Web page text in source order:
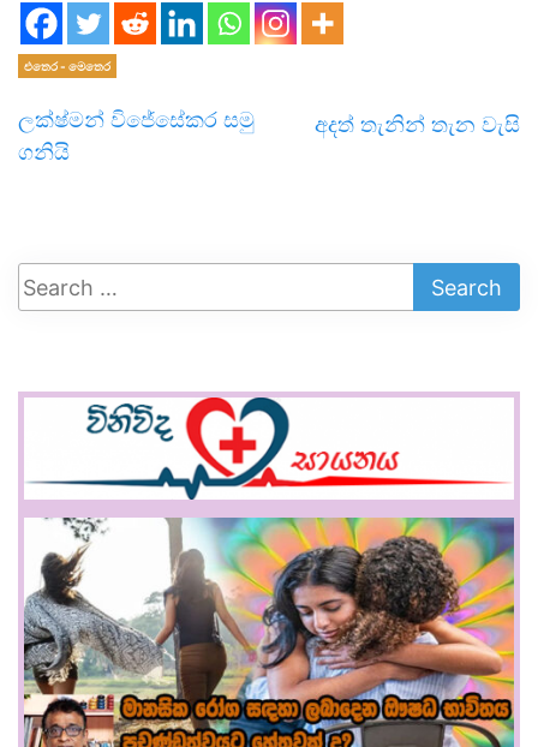
එතෙර - මෙතෙර
ලක්ෂ්මන් විජේසේකර සමු
ගනියි
අදත් තැනින් තැන වැසි